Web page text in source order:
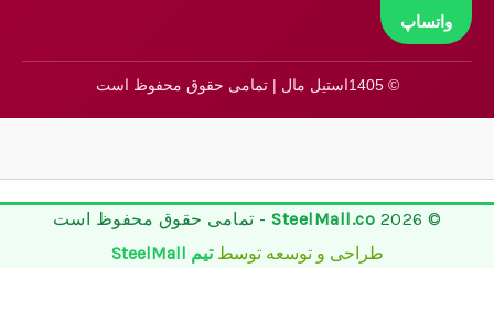
واتساپ
© 1405استیل مال | تمامی حقوق محفوظ است
© 2026
SteelMall.co - تمامی حقوق محفوظ است
طراحی و توسعه توسطتیم SteelMall